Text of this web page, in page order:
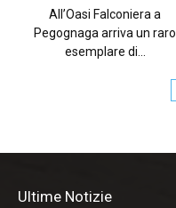
All’Oasi Falconiera a
Pegognaga arriva un raro
esemplare di...
Ultime Notizie